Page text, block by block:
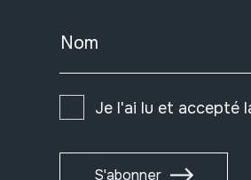
Nom
Je l'ai lu et accepté
S'abonner